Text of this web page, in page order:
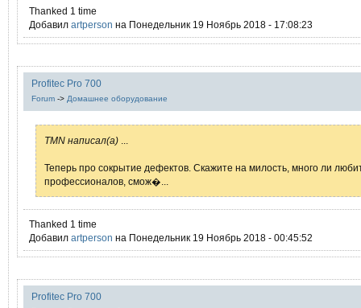
Thanked 1 time
Добавил artperson на Понедельник 19 Ноябрь 2018 - 17:08:23
Profitec Pro 700
Forum -> Домашнее оборудование
TMN написал(а)
Теперь про сокрытие дефектов. Скажите на милость, много ли
профессионалов, смож�...
Thanked 1 time
Добавил artperson на Понедельник 19 Ноябрь 2018 - 00:45:52
Profitec Pro 700